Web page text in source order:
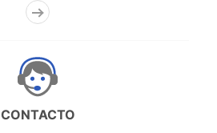
CONTACTO